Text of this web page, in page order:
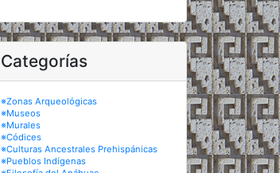
Categorías
※Zonas Arqueológicas
※Museos
※Murales
※Códices
※Culturas Ancestrales Prehispánicas
※Pueblos Indígenas